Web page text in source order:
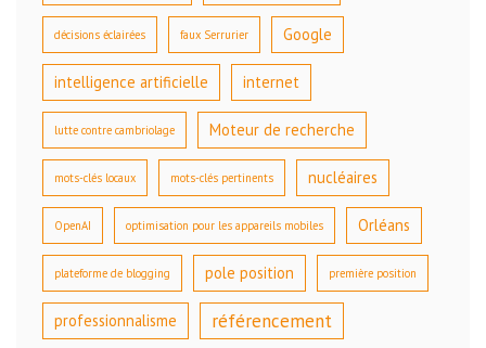
décisions éclairées faux Serrurier Google
intelligence artificielle internet
lutte contre cambriolage Moteur de recherche
mots-clés locaux mots-clés pertinents nucléaires
OpenAI optimisation pour les appareils mobiles Orléans
plateforme de blogging pole position première position
professionnalisme référencement